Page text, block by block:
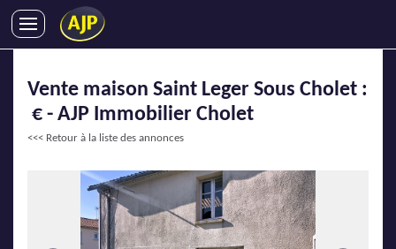
VENTES
LOCATIONS
GESTION LOCATIVE
IMMOBILIER NEUF
Vente maison Saint Leger Sous Cholet :
€ - AJP Immobilier Cholet
<<< Retour à la liste des annonces